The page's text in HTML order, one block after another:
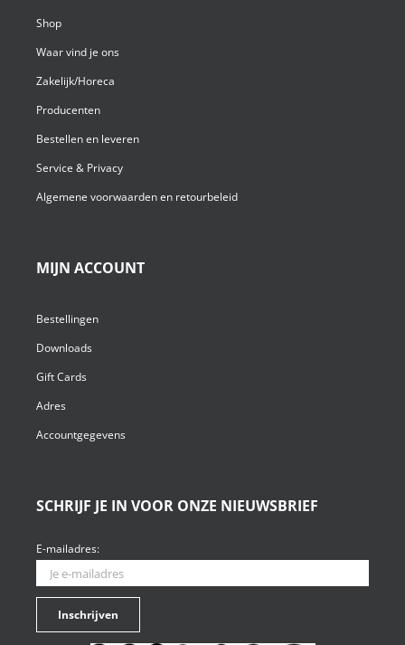
Shop
Waar vind je ons
Zakelijk/Horeca
Producenten
Bestellen en leveren
Service & Privacy
Algemene voorwaarden en retourbeleid
MIJN ACCOUNT
Bestellingen
Downloads
Gift Cards
Adres
Accountgegevens
SCHRIJF JE IN VOOR ONZE NIEUWSBRIEF
E-mailadres: